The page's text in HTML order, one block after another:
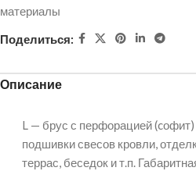
материалы
Поделиться:
Описание
L — брус с перфорацией
подшивки свесов кровли,
террас, беседок и т.п.